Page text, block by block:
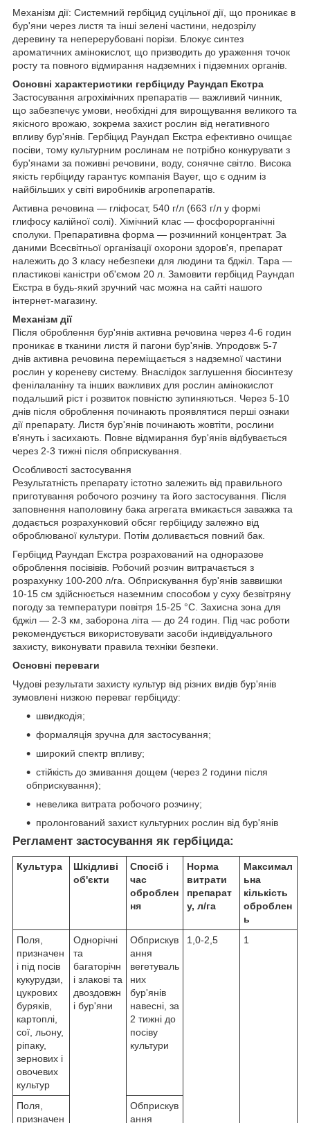
Механізм дії: Системний гербіцид суцільної дії, що проникає в
бур'яни через листя та інші зелені частини, недозрілу
деревину та неперерубовані порізи. Блокує синтез
ароматичних амінокислот, що призводить до ураження точок
росту та повного відмирання надземних і підземних органів.
Основні характеристики гербіциду Раундап Екстра
Застосування агрохімічних препаратів — важливий чинник,
що забезпечує умови, необхідні для вирощування великого та
якісного врожаю, зокрема захист рослин від негативного
впливу бур'янів. Гербіцид Раундап Екстра ефективно очищає
посіви, тому культурним рослинам не потрібно конкурувати з
бур'янами за поживні речовини, воду, сонячне світло. Висока
якість гербіциду гарантує компанія Bayer, що є одним із
найбільших у світі виробників агропепаратів.
Активна речовина — гліфосат, 540 г/л (663 г/л у формі
глифосу калійної солі). Хімічний клас — фосфорорганічні
сполуки. Препаративна форма — розчинний концентрат. За
даними Всесвітньої організації охорони здоров'я, препарат
належить до 3 класу небезпеки для людини та бджіл. Тара —
пластикові каністри об'ємом 20 л. Замовити гербіцид Раундап
Екстра в будь-який зручний час можна на сайті нашого
інтернет-магазину.
Механізм дії
Після оброблення бур'янів активна речовина через 4-6 годин
проникає в тканини листя й пагони бур'янів. Упродовж 5-7
днів активна речовина переміщається з надземної частини
рослин у кореневу систему. Внаслідок заглушення біосинтезу
фенілаланіну та інших важливих для рослин амінокислот
подальший ріст і розвиток повністю зупиняються. Через 5-10
днів після оброблення починають проявлятися перші ознаки
дії препарату. Листя бур'янів починають жовтіти, рослини
в'януть і засихають. Повне відмирання бур'янів відбувається
через 2-3 тижні після обприскування.
Особливості застосування
Результатність препарату істотно залежить від правильного
приготування робочого розчину та його застосування. Після
заповнення наполовину бака агрегата вмикається заважка та
додається розрахунковий обсяг гербіциду залежно від
оброблюваної культури. Потім доливається повний бак.
Гербіцид Раундап Екстра розрахований на одноразове
оброблення посівівів. Робочий розчин витрачається з
розрахунку 100-200 л/га. Обприскування бур'янів заввишки
10-15 см здійснюється наземним способом у суху безвітряну
погоду за температури повітря 15-25 °C. Захисна зона для
бджіл — 2-3 км, заборона літа — до 24 годин. Під час роботи
рекомендується використовувати засоби індивідуального
захисту, виконувати правила техніки безпеки.
Основні переваги
Чудові результати захисту культур від різних видів бур'янів
зумовлені низкою переваг гербіциду:
швидкодія;
формаляція зручна для застосування;
широкий спектр впливу;
стійкість до змивання дощем (через 2 години після
обприскування);
невелика витрата робочого розчину;
пролонгований захист культурних рослин від бур'янів
Регламент застосування як гербіцида:
Культура
Шкідливі
об'єкти
Спосіб і
час
оброблен
ня
Норма
витрати
препарат
у, л/га
Максимал
ьна
кількість
оброблен
ь
Поля,
призначен
і під посів
кукурудзи,
цукрових
буряків,
картоплі,
сої, льону,
ріпаку,
зернових і
овочевих
культур
Однорічні
та
багаторічн
і злакові та
двоздовжн
і бур'яни
Обприскув
ання
вегетуваль
них
бур'янів
навесні, за
2 тижні до
посіву
культури
1,0-2,5 1
Поля,
призначен
Обприскув
ання